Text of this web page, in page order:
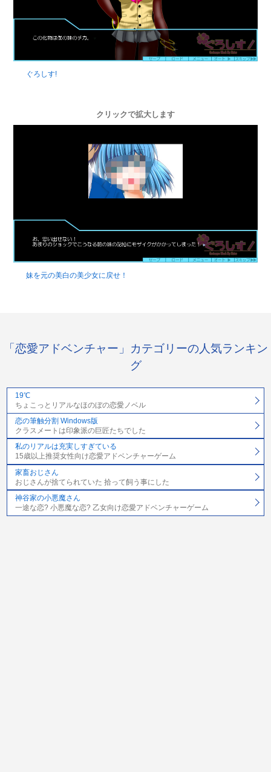
ぐろしす!
クリックで拡大します
妹を元の美白の美少女に戻せ！
「恋愛アドベンチャー」カテゴリーの人気ランキン
グ
19℃
ちょこっとリアルなほのぼの恋愛ノベル
恋の筆触分割 Windows版
クラスメートは印象派の巨匠たちでした
私のリアルは充実しすぎている
15歳以上推奨女性向け恋愛アドベンチャーゲーム
家畜おじさん
おじさんが捨てられていた 拾って飼う事にした
神谷家の小悪魔さん
一途な恋? 小悪魔な恋? 乙女向け恋愛アドベンチャーゲーム